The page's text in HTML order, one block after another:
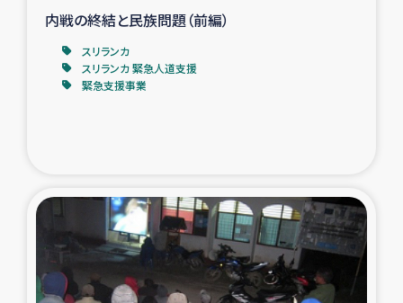
ミャンマー緊急支援
タイ国境ミャンマー移民子ども支援
漁民によるマングローブ植林活動
内戦の終結と民族問題（前編）
スリランカ
スリランカ 緊急人道支援
緊急支援事業